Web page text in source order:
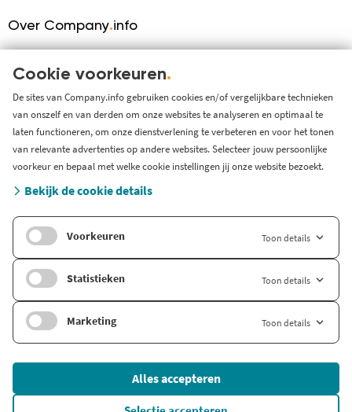
Over Company.info
Over ons
KVK serviceprovider
Werken bij Company.info
Blog
Support
Systeem status en storingen
Zoek branche-informatie
Internationaal
Company.info Deutschland
Company.info English
© 2026 Company Info
FD Mediagroep
Algemene voorwaarden
Cookie voorkeuren.
De sites van Company.info gebruiken cookies en/of vergelijkbare technieken
van onszelf en van derden om onze websites te analyseren en optimaal te
laten functioneren, om onze dienstverlening te verbeteren en voor het tonen
van relevante advertenties op andere websites. Selecteer jouw persoonlijke
voorkeur en bepaal met welke cookie instellingen jij onze website bezoekt.
Bekijk de cookie details
Voorkeuren Toon details
Statistieken Toon details
Marketing Toon details
Alles accepteren